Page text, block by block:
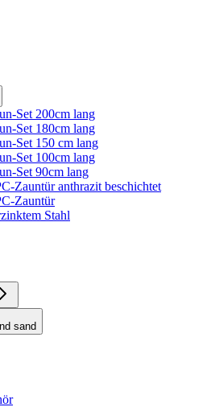
Set 200cm lang
Set 180cm lang
Set 150 cm lang
Set 100cm lang
Set 90cm lang
Zauntür anthrazit beschichtet
Zauntür
Stahl
sand